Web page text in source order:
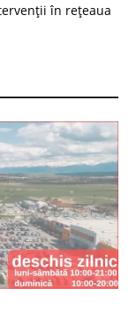
în rețeaua